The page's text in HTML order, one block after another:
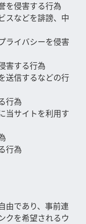
を侵害する行為
スなどを誹謗、中
ライバシーを侵害
害する行為
送信するなどの行
行為
当サイトを利用す
行為
由であり、事前連
クを希望されるウ